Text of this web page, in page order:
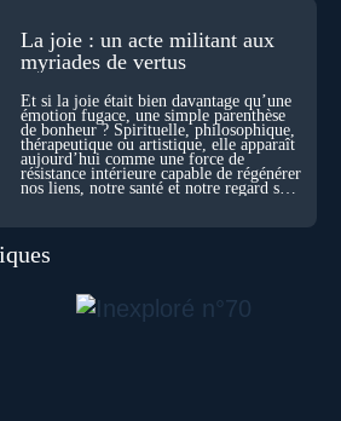
La joie : un acte militant aux
myriades de vertus
Et si la joie était bien davantage qu’une
émotion fugace, une simple parenthèse
de bonheur ? Spirituelle, philosophique,
thérapeutique ou artistique, elle apparaît
aujourd’hui comme une force de
résistance intérieure capable de régénérer
nos liens, notre santé et notre regard sur